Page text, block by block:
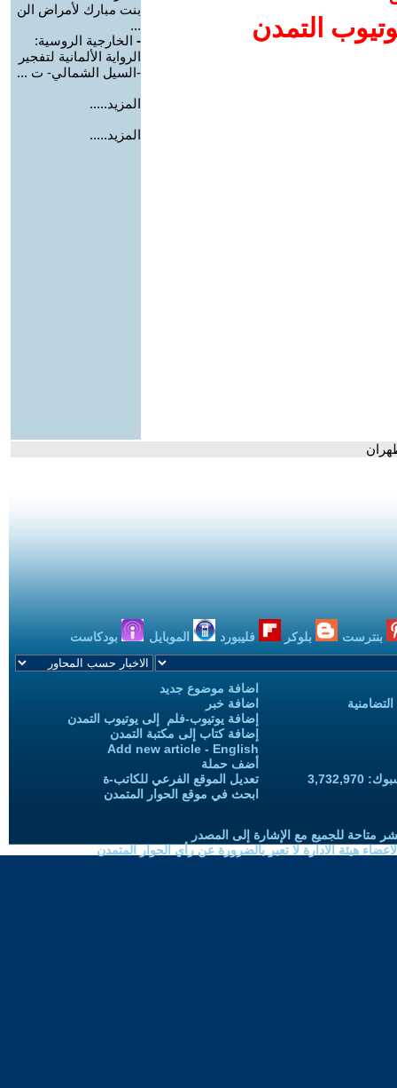
التمدن
بنت مبارك لأمراض الن
...
- الخارجية الروسية:
الرواية الألمانية لتفجير
-السيل الشمالي- ت ...
المزيد.....
المزيد.....
بنترست بلوكر فليبورد الموبايل بودكاست
اضافة موضوع جديد
اضافة خبر
إضافة يوتيوب-فلم إلى يوتيوب التمدن
إضافة كتاب إلى مكتبة التمدن
Add new article - English
أضف حملة
تعديل الموقع الفرعي للكاتب-ة
ابحث في موقع الحوار المتمدن
متاحة للجميع مع الإشارة إلى المصدر
هيئة الادارة لا تعبر بالضرورة عن رأي الحوار المتمدن